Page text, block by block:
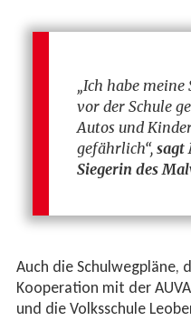
„Ich habe meine
vor der Schule
Autos und
gefährlich“,sagt
Siegerin des
Auch die Schulwegpläne,
Kooperation mit der
und die Volksschule